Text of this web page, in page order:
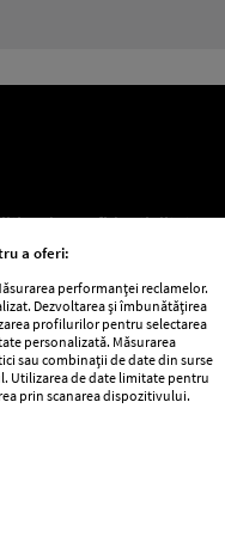
de confidențialitate
Retete practice
a oferi:
performanței reclamelor.
Dezvoltarea și îmbunătățirea
profilurilor pentru selectarea
personalizată. Măsurarea
sau combinații de date din surse
Utilizarea de date limitate pentru
prin scanarea dispozitivului.